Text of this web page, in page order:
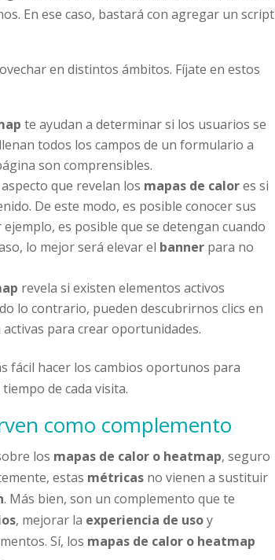
En ese caso, bastará con agregar un script
en distintos ámbitos. Fíjate en estos
te ayudan a determinar si los usuarios se
todos los campos de un formulario a
son comprensibles.
que revelan los mapas de calores si
De este modo, es posible conocer sus
es posible que se detengan cuando
lo mejor será elevar el banner para no
revela si existen elementos activos
lo contrario, pueden descubrirnos clics en
para crear oportunidades.
fácil hacer los cambios oportunos para
tiempo de cada visita.
como complemento
los mapas de calor o heatmap, seguro
estas métricas no vienen a sustituir
. Más bien, son un complemento que te
, mejorar la experiencia de usoy
Sí, los mapas de calor o heatmap